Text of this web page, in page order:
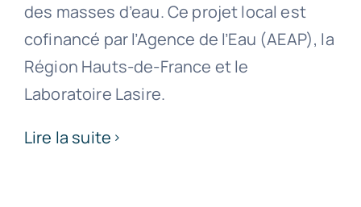
des masses d’eau. Ce projet local est
cofinancé par l’Agence de l’Eau (AEAP), la
Région Hauts-de-France et le
Laboratoire Lasire.
Lire la suite